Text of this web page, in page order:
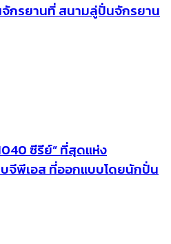
กรยานที่ สนามลู่ปั่นจักรยาน
ซีรีย์” ที่สุดแห่ง
จีพีเอส ที่ออกแบบโดยนักปั่น